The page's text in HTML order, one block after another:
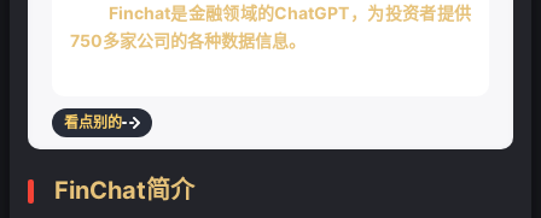
Finchat是金融领域的ChatGPT，为投资者提供
750多家公司的各种数据信息。
看点别的
FinChat简介